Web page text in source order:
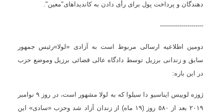
دهندگان و پرداخت پول براى رأى دادن به كاندیداهاى"معین".
----------------------
دومین اطلاعیه ارسالى مربوط است به آزادى «لولا»رئیس جمهور
سابق و زندانى برزیل توسط دادگاه عالى قضائی برزیل وموضع حزب
در این باره:
ژوزه لوییس ایناسیو دا سیلوا كه به لولا مشهور است، در روز ٩ نوامبر
٢٠١٩ بعد از ٥٨٠ روز (١٩ ماه) از زندان آزاد شد وحزب «سادى» این